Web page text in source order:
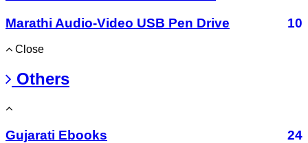
Marathi Audio-Video USB Pen Drive
10
Close
Others
Gujarati Ebooks
24